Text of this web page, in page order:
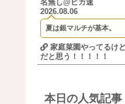
名無し@ピカ速
2026.08.06
夏は銀マルチが基本。
家庭菜園やってるけ
だと思う！！！！！
本日の人気記事